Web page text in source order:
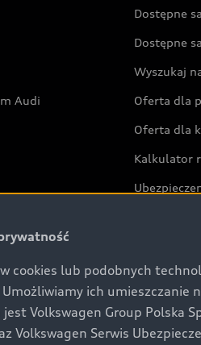
Audi
Dostępne
Dostępne
Wyszukaj
Oferta dla
Oferta dla
Kalkulator
Audi
Świat
cookies lub podobnych
ich
Volkswagen Group Polska
Volkswagen Serwis